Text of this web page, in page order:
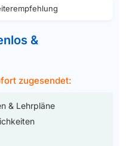
&
zugesendet:
& Lehrpläne